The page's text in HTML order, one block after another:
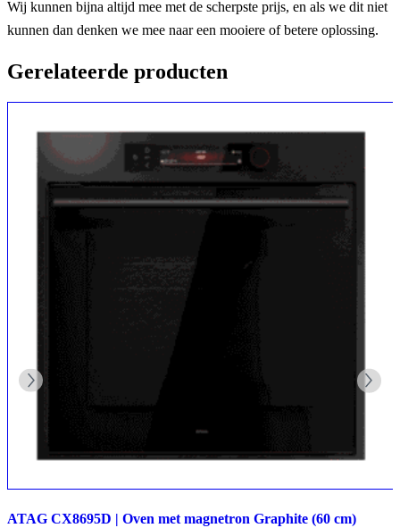
Wij kunnen bijna altijd mee met de scherpste prijs, en als we dit niet
kunnen dan denken we mee naar een mooiere of betere oplossing.
Gerelateerde producten
ATAG CX8695D | Oven met magnetron Graphite (60 cm)